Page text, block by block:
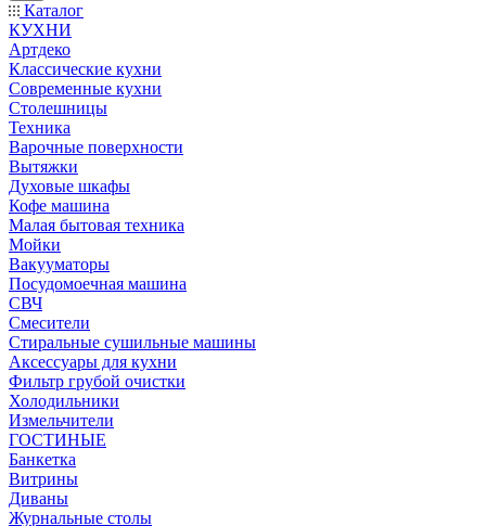
Каталог
КУХНИ
Артдеко
Классические кухни
Современные кухни
Столешницы
Техника
Варочные поверхности
Вытяжки
Духовые шкафы
Кофе машина
Малая бытовая техника
Мойки
Вакууматоры
Посудомоечная машина
СВЧ
Смесители
Стиральные сушильные машины
Аксессуары для кухни
Фильтр грубой очистки
Холодильники
Измельчители
ГОСТИНЫЕ
Банкетка
Витрины
Диваны
Журнальные столы